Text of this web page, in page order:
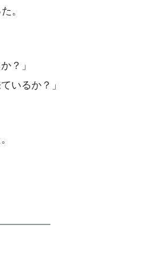
。
？」
いるか？」